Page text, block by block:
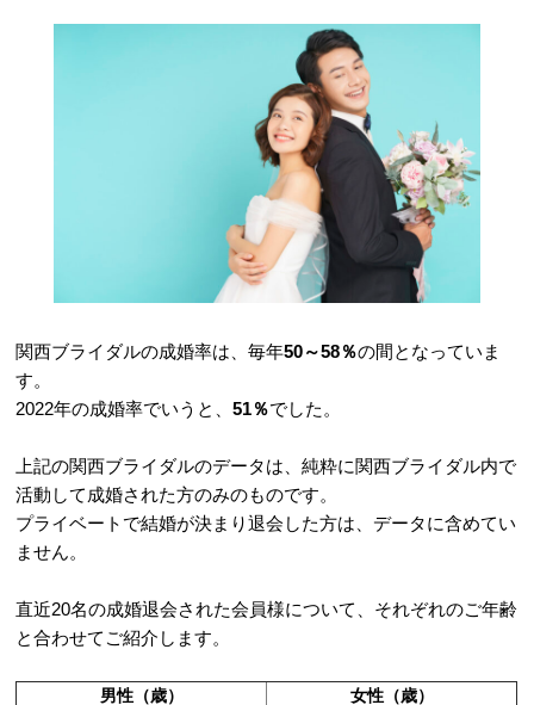
関西ブライダルの成婚率は、毎年50～58％の間となっていま
す。
2022年の成婚率でいうと、51％でした。
上記の関西ブライダルのデータは、純粋に関西ブライダル内で
活動して成婚された方のみのものです。
プライベートで結婚が決まり退会した方は、データに含めてい
ません。
直近20名の成婚退会された会員様について、それぞれのご年齢
と合わせてご紹介します。
男性（歳）
女性（歳）